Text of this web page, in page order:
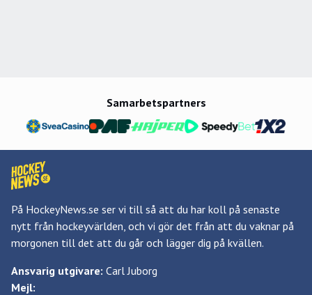
Samarbetspartners
På HockeyNews.se ser vi till så att du har koll på senaste
nytt från hockeyvärlden, och vi gör det från att du vaknar på
morgonen till det att du går och lägger dig på kvällen.
Ansvarig utgivare: Carl Juborg
Mejl: